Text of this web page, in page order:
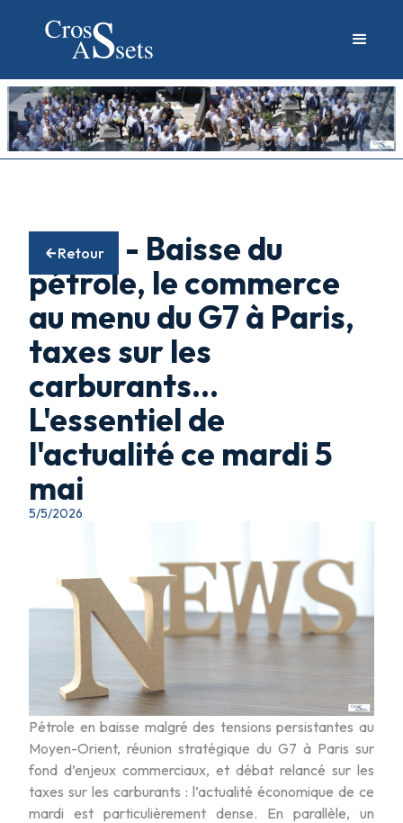
Retour
05/05 - Baisse du
pétrole, le commerce
au menu du G7 à Paris,
taxes sur les
carburants...
L'essentiel de
l'actualité ce mardi 5
mai
5/5/2026
Pétrole en baisse malgré des tensions persistantes au
Moyen-Orient, réunion stratégique du G7 à Paris sur
fond d’enjeux commerciaux, et débat relancé sur les
taxes sur les carburants : l’actualité économique de ce
mardi est particulièrement dense. En parallèle, un